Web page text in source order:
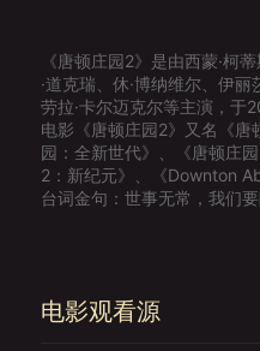
《唐顿庄园2》是由西蒙·柯
·道克瑞、休·博纳维尔、伊丽
劳拉·卡尔迈克尔等主演，于
电影《唐顿庄园2》又名《唐
园：全新世代》、《唐顿庄
2：新纪元》、《Downton
台词金句：世事无常，我们要
电影观看源